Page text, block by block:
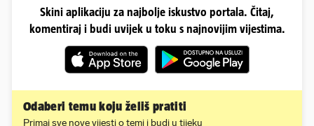
Skini aplikaciju za najbolje iskustvo portala. Čitaj,
komentiraj i budi uvijek u toku s najnovijim vijestima.
Odaberi temu koju želiš pratiti
Primaj sve nove vijesti o temi i budi u tijeku